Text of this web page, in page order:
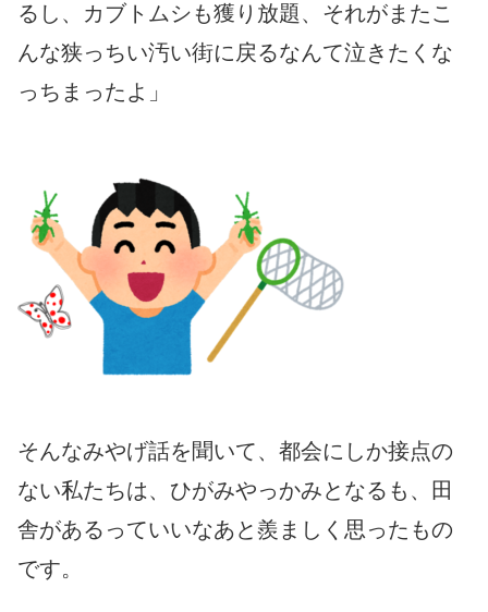
るし、カブトムシも獲り放題、それがまたこ
んな狭っちい汚い街に戻るなんて泣きたくな
っちまったよ」
そんなみやげ話を聞いて、都会にしか接点の
ない私たちは、ひがみやっかみとなるも、田
舎があるっていいなあと羨ましく思ったもの
です。